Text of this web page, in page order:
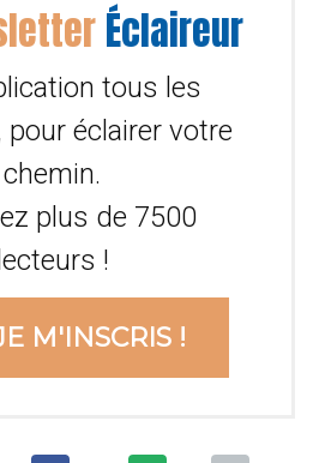
Éclaireur
tous les
éclairer votre
chemin.
plus de 7500
lecteurs !
M'INSCRIS !